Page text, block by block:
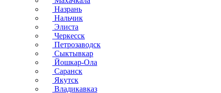
Назрань
Нальчик
Элиста
Черкесск
Петрозаводск
Сыктывкар
Йошкар-Ола
Саранск
Якутск
Владикавказ